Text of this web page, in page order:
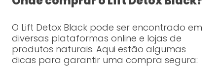
O Lift Detox Black pode ser encontrado em
diversas plataformas online e lojas de
produtos naturais. Aqui estão algumas
dicas para garantir uma compra segura: